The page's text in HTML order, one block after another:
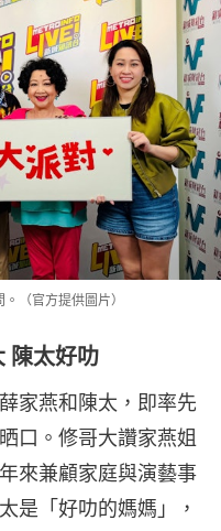
（官方提供圖片）
陳太好叻
家燕和陳太，即率先
口。修哥大讚家燕姐
來兼顧家庭與演藝事
是「好叻的媽媽」，